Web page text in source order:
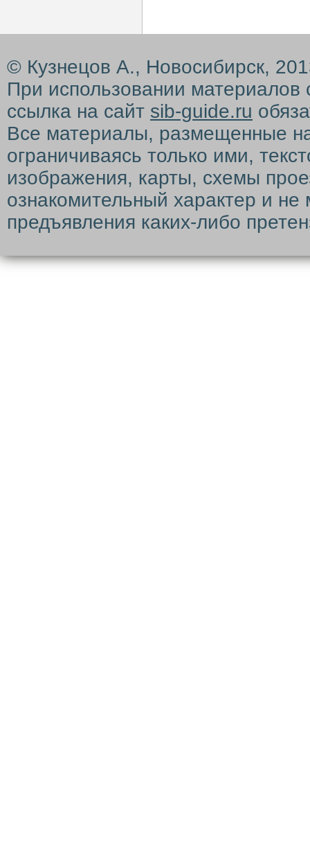
© Кузнецов А., Новосибирск,
При использовании материалов
ссылка на сайт sib-guide.ru
Все материалы, размещенные
ограничиваясь только ими,
изображения, карты, схемы
ознакомительный характер и
предъявления каких-либо